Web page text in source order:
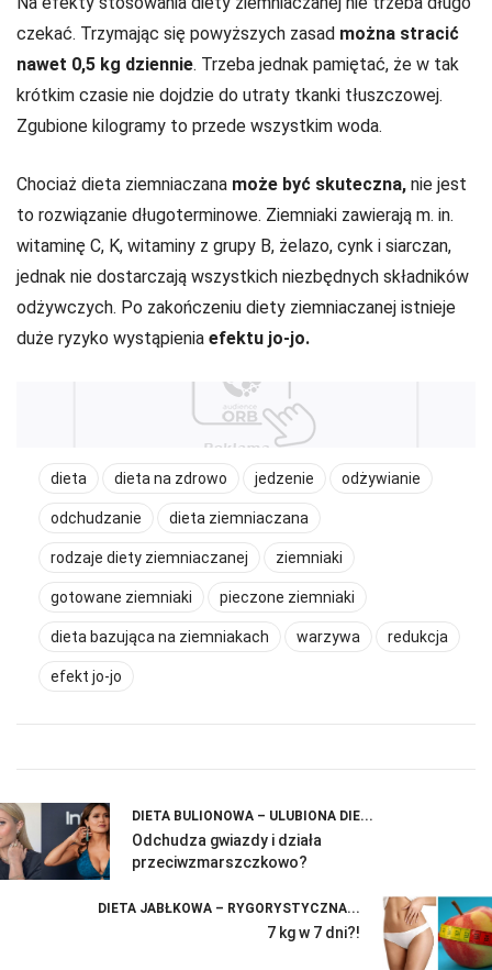
czekać. Trzymając się powyższych zasad można stracić
nawet 0,5 kg dziennie. Trzeba jednak pamiętać, że w tak
krótkim czasie nie dojdzie do utraty tkanki tłuszczowej.
Zgubione kilogramy to przede wszystkim woda.
Chociaż dieta ziemniaczana może być skuteczna, nie jest
to rozwiązanie długoterminowe. Ziemniaki zawierają m. in.
witaminę C, K, witaminy z grupy B, żelazo, cynk i siarczan,
jednak nie dostarczają wszystkich niezbędnych składników
odżywczych. Po zakończeniu diety ziemniaczanej istnieje
duże ryzyko wystąpienia efektu jo-jo.
dieta dieta na zdrowo jedzenie odżywianie
odchudzanie dieta ziemniaczana
rodzaje diety ziemniaczanej ziemniaki
gotowane ziemniaki pieczone ziemniaki
dieta bazująca na ziemniakach warzywa redukcja
efekt jo-jo
DIETA BULIONOWA – ULUBIONA DIE...
Odchudza gwiazdy i działa
przeciwzmarszczkowo?
DIETA JABŁKOWA – RYGORYSTYCZNA...
7 kg w 7 dni?!